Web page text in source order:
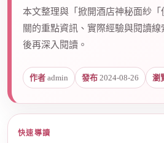
本文整理與「掀開酒店神秘面紗「
關的重點資訊、實際經驗與閱讀
後再深入閱讀。
作者 admin 發布 2024-08-26 瀏
快速導讀